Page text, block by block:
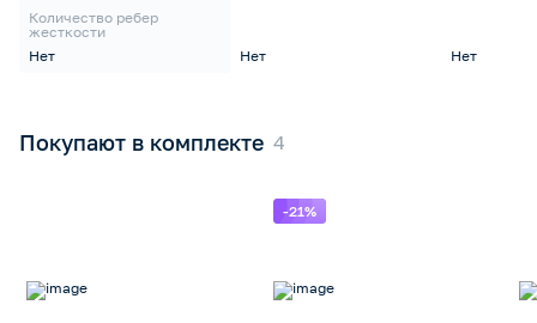
Количество ребер
жесткости
Нет
Нет Нет
Покупают в комплекте
-21%